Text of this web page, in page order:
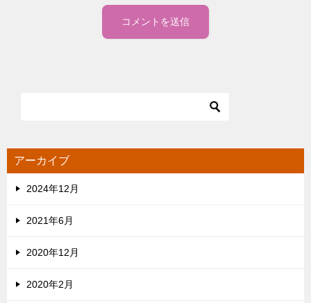
アーカイブ
2024年12月
2021年6月
2020年12月
2020年2月